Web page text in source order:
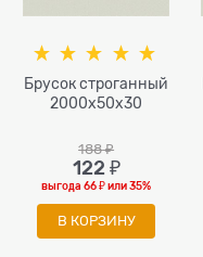
Брусок строганный
2000x50х30
188 ₽
122 ₽
выгода66 ₽или35%
В КОРЗИНУ